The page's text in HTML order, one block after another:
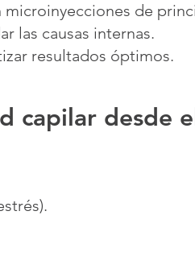
microinyecciones de
las causas internas.
resultados óptimos.
capilar desde